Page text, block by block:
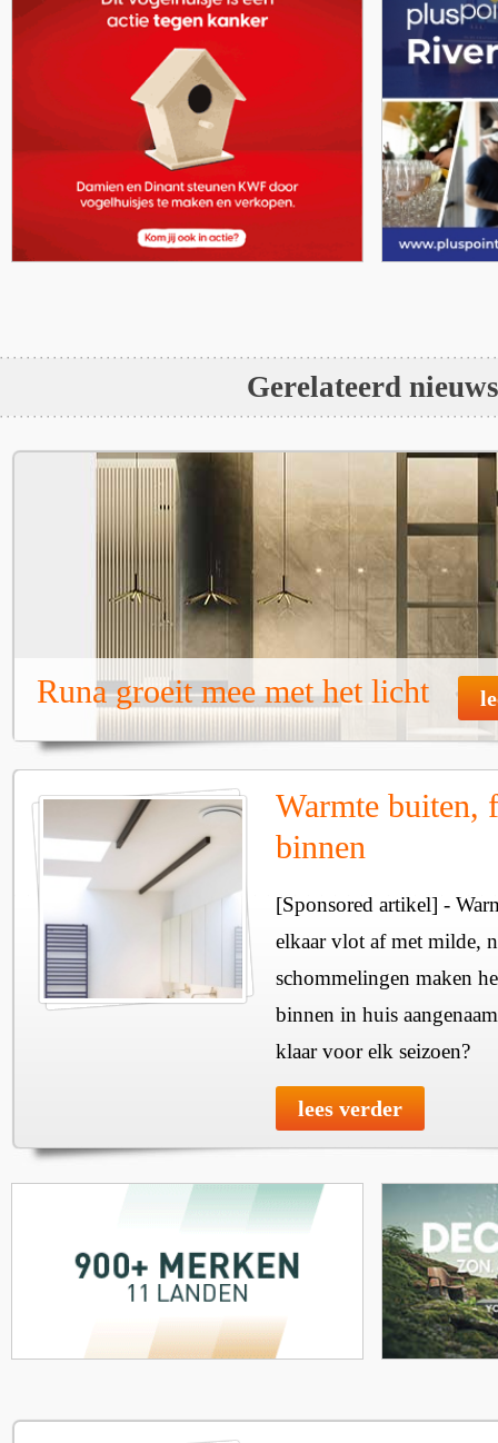
Gerelateerd nieuws
Runa groeit mee met het licht
Warmte buiten,
binnen
[Sponsored artikel] -
elkaar vlot af met milde,
schommelingen maken
binnen in huis
klaar voor elk seizoen?
lees verder